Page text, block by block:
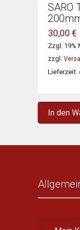
SARO
30,00€
Zzgl. 19%
zzgl.
Lieferzeit:
In den